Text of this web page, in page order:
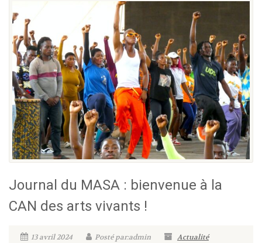
Journal du MASA : bienvenue à la
CAN des arts vivants !
13 avril 2024 Posté par:admin
Actualité